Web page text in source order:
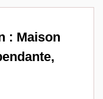
: Maison